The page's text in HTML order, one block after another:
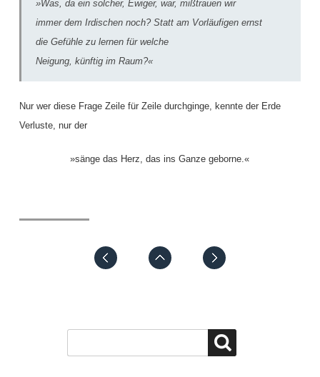
»Was, da ein solcher, Ewiger, war, mißtrauen wir
immer dem Irdischen noch? Statt am Vorläufigen ernst
die Gefühle zu lernen für welche
Neigung, künftig im Raum?«
Nur wer diese Frage Zeile für Zeile durchginge, kennte der Erde
Verluste, nur der
»sänge das Herz, das ins Ganze geborne.«